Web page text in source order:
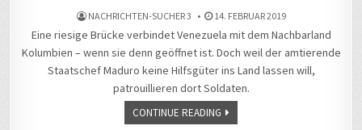
NACHRICHTEN-SUCHER 3 14. FEBRUAR 2019
Eine riesige Brücke verbindet Venezuela mit dem Nachbarland
Kolumbien – wenn sie denn geöffnet ist. Doch weil der amtierende
Staatschef Maduro keine Hilfsgüter ins Land lassen will,
patrouillieren dort Soldaten.
CONTINUE READING